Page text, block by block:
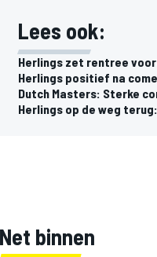
Lees ook:
Herlings zet rentree
Herlings positief na
Dutch Masters: Sterke
Herlings op de weg
Net binnen